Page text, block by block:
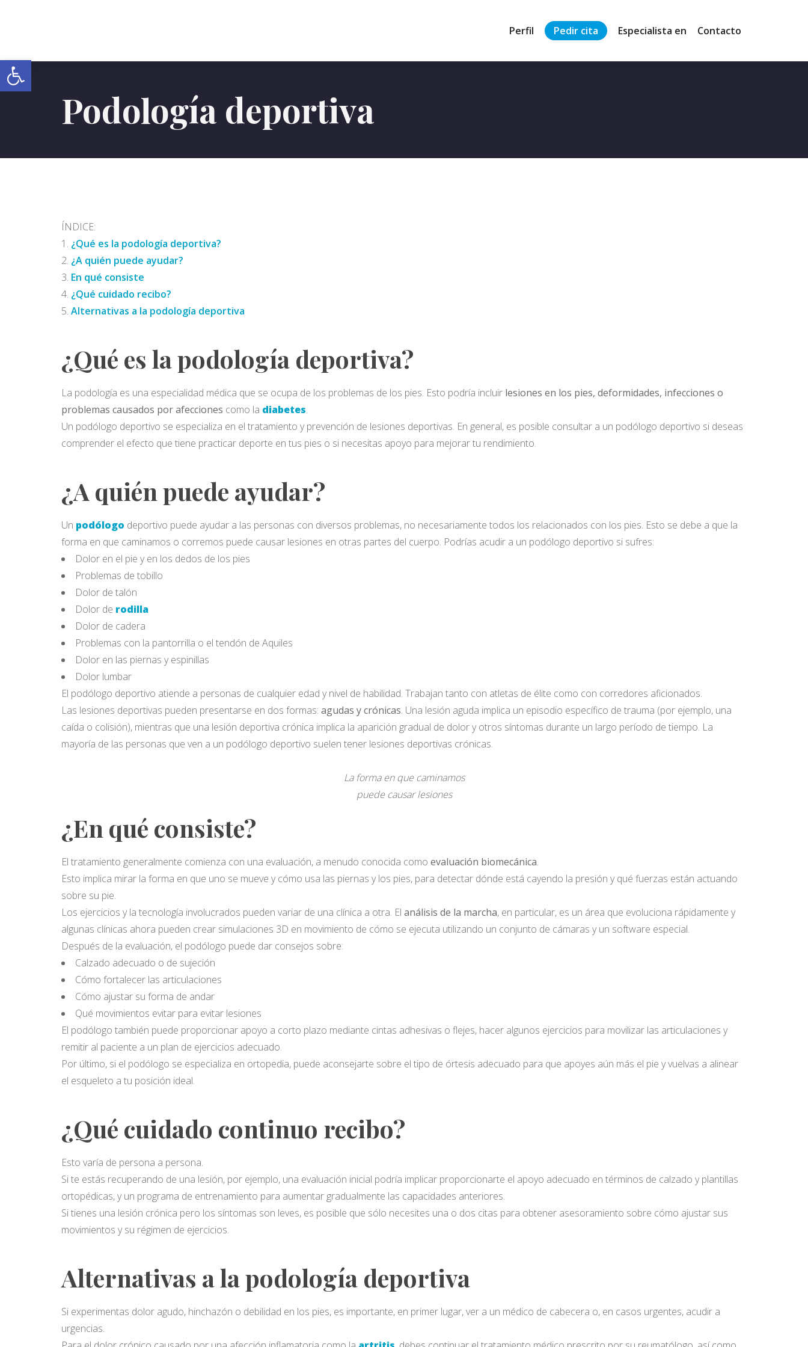
Abrir barra de herramientas
Perfil Pedir cita Especialista en Contacto
Podología deportiva
ÍNDICE:
¿Qué es la podología deportiva?
¿A quién puede ayudar?
En qué consiste
¿Qué cuidado recibo?
Alternativas a la podología deportiva
¿Qué es la podología deportiva?
La podología es una especialidad médica que se ocupa de los problemas de los pies. Esto podría incluir lesiones en los pies, deformidades, infecciones o
problemas causados por afecciones como la diabetes.
Un podólogo deportivo se especializa en el tratamiento y prevención de lesiones deportivas. En general, es posible consultar a un podólogo deportivo si deseas
comprender el efecto que tiene practicar deporte en tus pies o si necesitas apoyo para mejorar tu rendimiento.
¿A quién puede ayudar?
Un podólogo deportivo puede ayudar a las personas con diversos problemas, no necesariamente todos los relacionados con los pies. Esto se debe a que la
forma en que caminamos o corremos puede causar lesiones en otras partes del cuerpo. Podrías acudir a un podólogo deportivo si sufres:
Dolor en el pie y en los dedos de los pies
Problemas de tobillo
Dolor de talón
Dolor de rodilla
Dolor de cadera
Problemas con la pantorrilla o el tendón de Aquiles
Dolor en las piernas y espinillas
Dolor lumbar
El podólogo deportivo atiende a personas de cualquier edad y nivel de habilidad. Trabajan tanto con atletas de élite como con corredores aficionados.
Las lesiones deportivas pueden presentarse en dos formas: agudas y crónicas. Una lesión aguda implica un episodio específico de trauma (por ejemplo, una
caída o colisión), mientras que una lesión deportiva crónica implica la aparición gradual de dolor y otros síntomas durante un largo período de tiempo. La
mayoría de las personas que ven a un podólogo deportivo suelen tener lesiones deportivas crónicas.
La forma en que caminamos
puede causar lesiones
¿En qué consiste?
El tratamiento generalmente comienza con una evaluación, a menudo conocida como evaluación biomecánica.
Esto implica mirar la forma en que uno se mueve y cómo usa las piernas y los pies, para detectar dónde está cayendo la presión y qué fuerzas están actuando
sobre su pie.
Los ejercicios y la tecnología involucrados pueden variar de una clínica a otra. El análisis de la marcha, en particular, es un área que evoluciona rápidamente y
algunas clínicas ahora pueden crear simulaciones 3D en movimiento de cómo se ejecuta utilizando un conjunto de cámaras y un software especial.
Después de la evaluación, el podólogo puede dar consejos sobre:
Calzado adecuado o de sujeción
Cómo fortalecer las articulaciones
Cómo ajustar su forma de andar
Qué movimientos evitar para evitar lesiones
El podólogo también puede proporcionar apoyo a corto plazo mediante cintas adhesivas o flejes, hacer algunos ejercicios para movilizar las articulaciones y
remitir al paciente a un plan de ejercicios adecuado.
Por último, si el podólogo se especializa en ortopedia, puede aconsejarte sobre el tipo de órtesis adecuado para que apoyes aún más el pie y vuelvas a alinear
el esqueleto a tu posición ideal.
¿Qué cuidado continuo recibo?
Esto varía de persona a persona.
Si te estás recuperando de una lesión, por ejemplo, una evaluación inicial podría implicar proporcionarte el apoyo adecuado en términos de calzado y plantillas
ortopédicas, y un programa de entrenamiento para aumentar gradualmente las capacidades anteriores.
Si tienes una lesión crónica pero los síntomas son leves, es posible que sólo necesites una o dos citas para obtener asesoramiento sobre cómo ajustar sus
movimientos y su régimen de ejercicios.
Alternativas a la podología deportiva
Si experimentas dolor agudo, hinchazón o debilidad en los pies, es importante, en primer lugar, ver a un médico de cabecera o, en casos urgentes, acudir a
urgencias.